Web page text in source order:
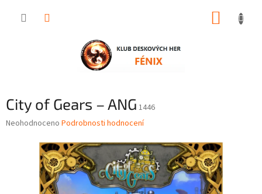
City of Gears – ANG 1446
Průměrné
Neohodnoceno Podrobnosti hodnocení